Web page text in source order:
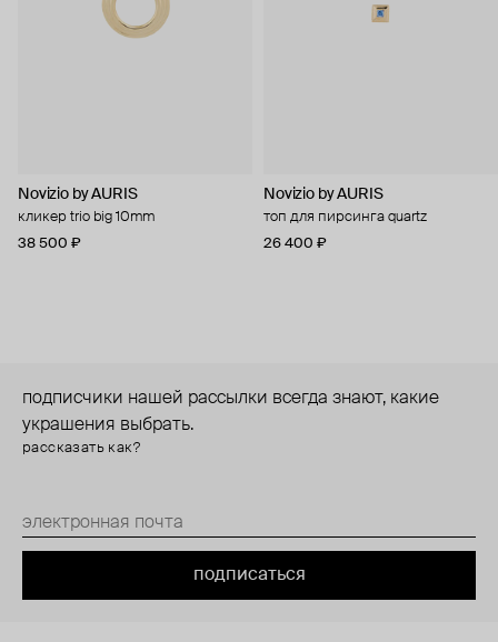
Novizio by AURIS
кликер trio big 10mm
38 500 ₽
Novizio by AURIS
топ для пирсинга quartz
26 400 ₽
подписчики нашей рассылки всегда знают, какие
украшения выбрать.
рассказать как?
подписаться